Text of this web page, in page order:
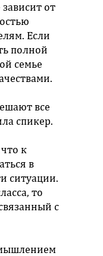
от
Если
полной
семье
все
спикер.
к
в
ситуации.
то
с